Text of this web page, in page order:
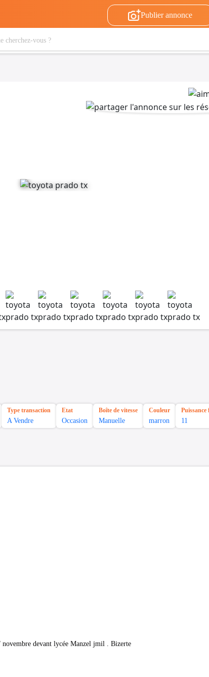
Publier annonce
Type transaction
A Vendre
Etat
Occasion
Boîte de vitesse
Manuelle
Couleur
marron
Puissance
11
devant lycée Manzel jmil . Bizerte